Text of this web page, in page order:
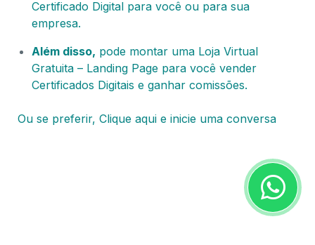
Certificado Digital para você ou para sua
empresa.
Além disso, pode montar uma Loja Virtual
Gratuita – Landing Page para você vender
Certificados Digitais e ganhar comissões.
Ou se preferir, Clique aqui e inicie uma conversa